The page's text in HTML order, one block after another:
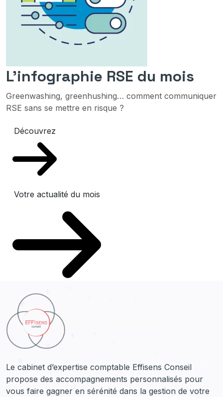
L'infographie RSE du mois
Greenwashing, greenhushing… comment communiquer
RSE sans se mettre en risque ?
Découvrez
Votre actualité du mois
Le cabinet d’expertise comptable Effisens Conseil
propose des accompagnements personnalisés pour
vous faire gagner en sérénité dans la gestion de votre